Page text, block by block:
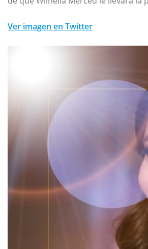
Ver imagen en Twitter